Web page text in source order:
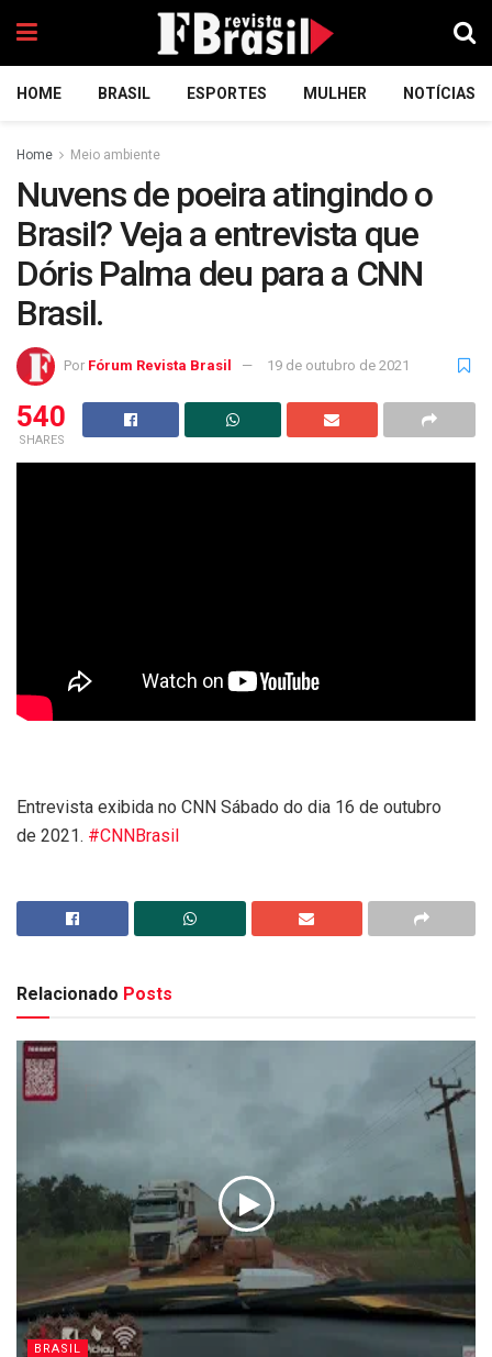
HOME BRASIL ESPORTES MULHER NOTÍCIAS
Home Meio ambiente
Nuvens de poeira atingindo o
Brasil? Veja a entrevista que
Dóris Palma deu para a CNN
Brasil.
Por Fórum Revista Brasil 19 de outubro de 2021
540
SHARES
Entrevista exibida no CNN Sábado do dia 16 de outubro
de 2021. #CNNBrasil
Relacionado Posts
BRASIL